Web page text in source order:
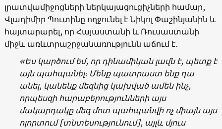
լրատվամիջոցների ներկայացուցիչների համար,
Վլադիմիր Պուտինը ողջունել է Նիկոլ Փաշինյանին և
հայտարարել, որ Հայաստանի և Ռուսաստանի
միջև առևտրաշրջանառությունն աճում է․
«Ես կարծում եմ, որ դինամիկան լավն է, պետք է
այն պահպանել։ Մենք պատրաստ ենք դա
անել, կանենք մեզնից կախված ամեն ինչ,
որպեսզի հարաբերությունների այս
մակարդակը մեզ մոտ պահպանվի ոչ միայն այս
ոլորտում [տնտեսությունում], այլև մյուս